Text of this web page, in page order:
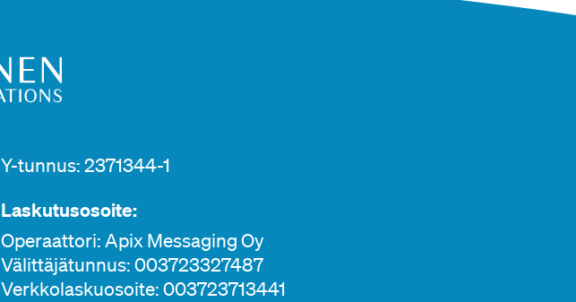
Y-tunnus: 2371344-1
Laskutusosoite:
Operaattori: Apix Messaging Oy
Välittäjätunnus: 003723327487
Verkkolaskuosoite: 003723713441